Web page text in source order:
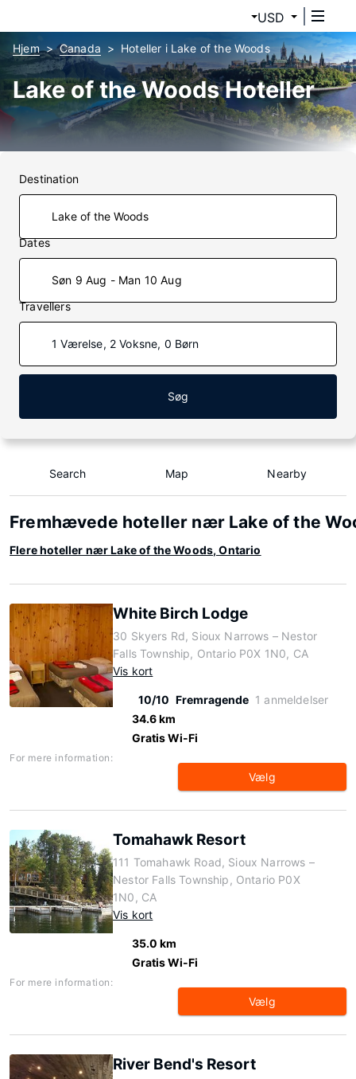
USD
Hjem Canada Hoteller i Lake of the Woods
Lake of the Woods Hoteller
Destination
Dates
Søn 9 Aug - Man 10 Aug
Travellers
1 Værelse, 2 Voksne, 0 Børn
Søg
Search Map Nearby
Fremhævede hoteller nær Lake of the
Flere hoteller nær Lake of the Woods, Ontario
White Birch Lodge
30 Skyers Rd, Sioux Narrows – Nestor
Falls Township, Ontario P0X 1N0, CA
Vis kort
10/10 Fremragende 1 anmeldelser
34.6 km
Gratis Wi-Fi
For mere information:
Vælg
Tomahawk Resort
111 Tomahawk Road, Sioux Narrows –
Nestor Falls Township, Ontario P0X
1N0, CA
Vis kort
35.0 km
Gratis Wi-Fi
For mere information:
Vælg
River Bend's Resort